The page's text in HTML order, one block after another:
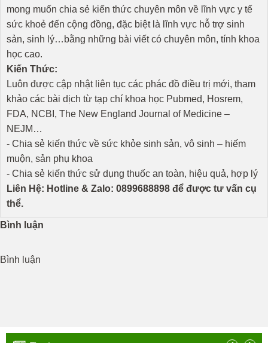
mong muốn chia sẻ kiến thức chuyên môn về lĩnh vực y tế
sức khoẻ đến cộng đồng, đặc biệt là lĩnh vực hỗ trợ sinh
sản, sinh lý…bằng những bài viết có chuyên môn, tính khoa
học cao.
Kiến Thức:
Luôn được cập nhật liên tục các phác đồ điều trị mới, tham
khảo các bài dịch từ tạp chí khoa học Pubmed, Hosrem,
FDA, NCBI, The New England Journal of Medicine –
NEJM…
- Chia sẻ kiến thức về sức khỏe sinh sản, vô sinh – hiếm
muộn, sản phụ khoa
- Chia sẻ kiến thức sử dụng thuốc an toàn, hiệu quả, hợp lý
Liên Hệ: Hotline & Zalo: 0899688898 để được tư vấn cụ
thể.
Bình luận
Bình luận